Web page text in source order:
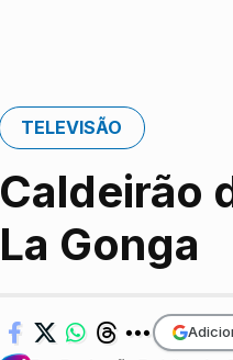
TELEVISÃO
Caldeirão
La Gonga